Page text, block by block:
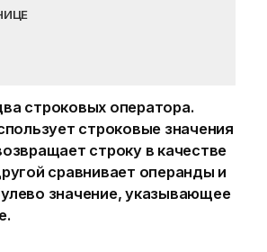
строковых оператора.
строковые значения
строку в качестве
сравнивает операнды и
значение, указывающее